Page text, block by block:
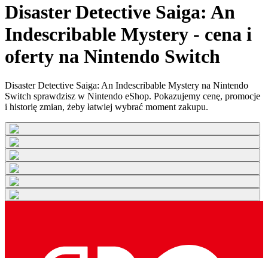
Disaster Detective Saiga: An
Indescribable Mystery - cena i
oferty na Nintendo Switch
Disaster Detective Saiga: An Indescribable Mystery na Nintendo
Switch sprawdzisz w Nintendo eShop. Pokazujemy cenę, promocje
i historię zmian, żeby łatwiej wybrać moment zakupu.